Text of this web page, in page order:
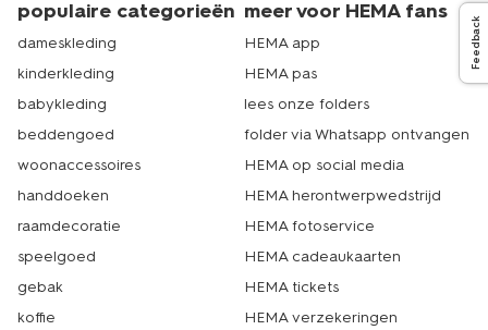
Feedback
populaire categorieën
dameskleding
kinderkleding
babykleding
beddengoed
woonaccessoires
handdoeken
raamdecoratie
speelgoed
gebak
koffie
meer voor HEMA fans
HEMA app
HEMA pas
lees onze folders
folder via Whatsapp ontvangen
HEMA op social media
HEMA herontwerpwedstrijd
HEMA fotoservice
HEMA cadeaukaarten
HEMA tickets
HEMA verzekeringen